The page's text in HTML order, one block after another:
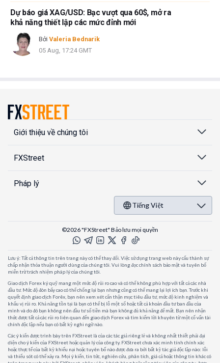
Dự báo giá XAG/USD: Bạc vượt qua 60$, mở ra
khả năng thiết lập các mức đỉnh mới
Bởi Valeria Bednarik
05 Aug, 17:24 GMT
Giới thiệu về chúng tôi
FXStreet
Pháp lý
Tiếng Việt
©2026 "FXStreet" Bảo lưu mọi quyền
Lưu ý: Tất cả thông tin trên trang này có thể thay đổi. Việc sử dụng trang web này cấu thành sự
chấp nhận thỏa thuận người dùng của chúng tôi. Vui lòng đọc chính sách bảo mật và tuyên bố
miễn trừ trách nhiệm pháp lý của chúng tôi.
Giao dịch Forex ký quỹ mang một mức độ rủi ro cao và có thể không phù hợp với tất cả các nhà
đầu tư. Mức độ đòn bẩy cao có thể chống lại bạn nhưng cũng có thể mang lại lợi ích bạn. Trước khi
quyết định giao dịch Forêx, bạn nên xem xét cẩn thận mục tiêu đầu tư, mức độ kinh nghiệm và
khẩu vị rủi ro. Khả năng tồn tại là bạn có thể bị lỗ một số hoặc tất cả khoản đầu tư ban đầu của
mình và do đó bạn không nên đầu tư số tiền mà bạn không đủ khả năng để mất. Bạn nên nhận
thức được tất cả các rủi ro liên quan đến giao dịch Forex và tìm kiếm lời khuyên từ một cố vấn tài
chính độc lập nếu bạn có bất kỳ nghi ngờ nào.
Các ý kiến được trình bày trên FXStreet là của các tác giả riêng lẻ và không nhất thiết phải đại
diện cho ý kiến của FXStreet hoặc quản lý của công ty. FXStreet chưa xác minh tính chính xác
hoặc thực tế của bất kỳ khiếu nại hoặc tuyên bố nào được đưa ra bởi bất kỳ tác giả độc lập nào: lỗi
và thiếu sót có thể xảy ra. Mọi ý kiến, tin tức, nghiên cứu, phân tích, giá cả hoặc thông tin khác có